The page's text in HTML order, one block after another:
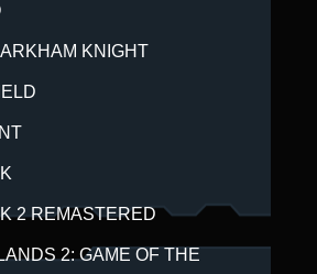
KNIGHT
2 REMASTERED
2: GAME OF THE